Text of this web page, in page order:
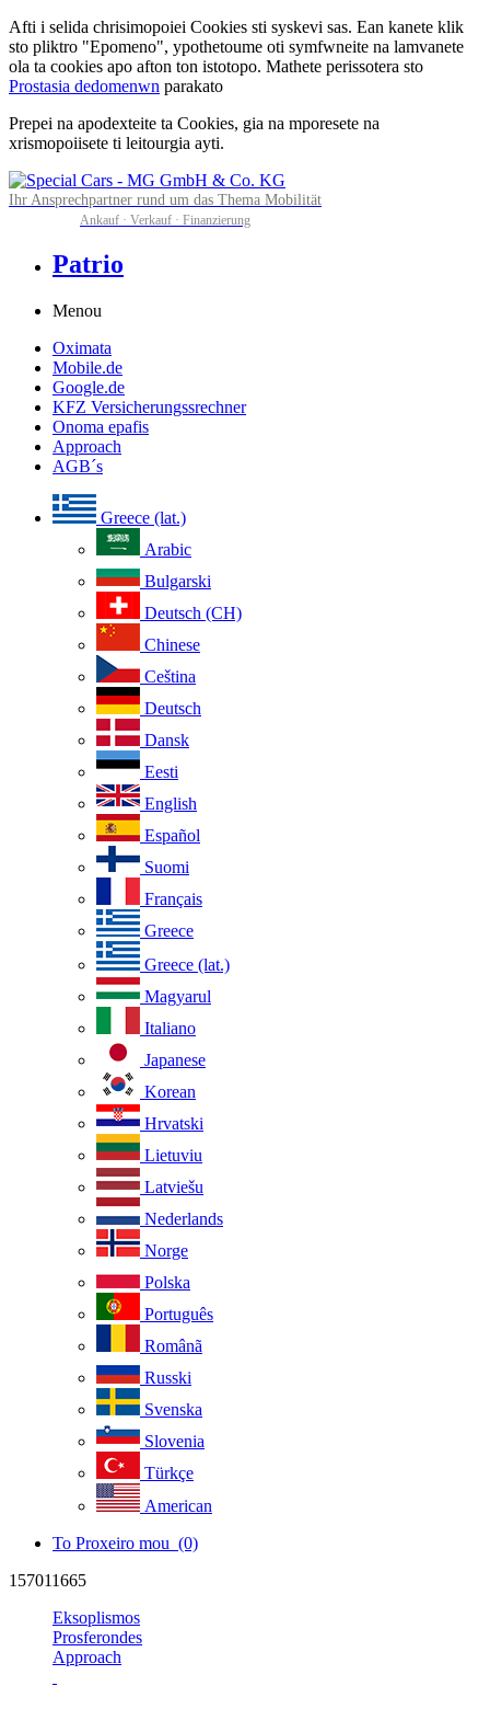
Afti i selida chrisimopoiei Cookies sti syskevi sas. Ean kanete klik
sto pliktro "Epomeno", ypothetoume oti symfwneite na lamvanete
ola ta cookies apo afton ton istotopo. Mathete perissotera sto
Prostasia dedomenwn parakato
Prepei na apodexteite ta Cookies, gia na mporesete na
xrismopoiisete ti leitourgia ayti.
Ihr Ansprechpartner rund um das Thema Mobilität
Ankauf · Verkauf · Finanzierung
Patrio
Menou
Oximata
Mobile.de
Google.de
KFZ Versicherungssrechner
Onoma epafis
Approach
AGB´s
Greece (lat.)
Arabic
Bulgarski
Deutsch (CH)
Chinese
Ceština
Deutsch
Dansk
Eesti
English
Español
Suomi
Français
Greece
Greece (lat.)
Magyarul
Italiano
Japanese
Korean
Hrvatski
Lietuviu
Latviešu
Nederlands
Norge
Polska
Português
Românã
Russki
Svenska
Slovenia
Türkçe
American
To Proxeiro mou (0)
157011665
Eksoplismos
Prosferondes
Approach